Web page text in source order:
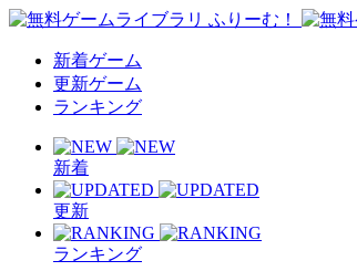
新着ゲーム
更新ゲーム
ランキング
新着
更新
ランキング